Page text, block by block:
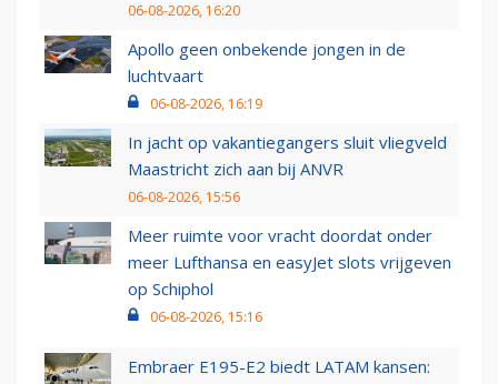
06-08-2026, 16:20
Apollo geen onbekende jongen in de
luchtvaart
06-08-2026, 16:19
In jacht op vakantiegangers sluit vliegveld
Maastricht zich aan bij ANVR
06-08-2026, 15:56
Meer ruimte voor vracht doordat onder
meer Lufthansa en easyJet slots vrijgeven
op Schiphol
06-08-2026, 15:16
Embraer E195-E2 biedt LATAM kansen: